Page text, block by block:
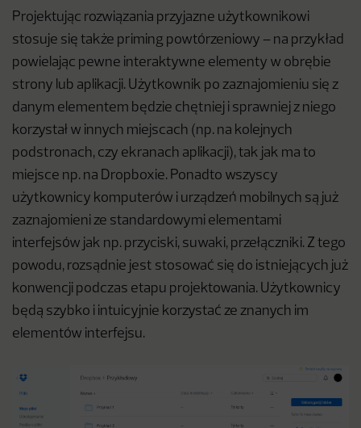
Projektując rozwiązania przyjazne użytkownikowi
stosuje się także priming powtórzeniowy – na przykład
powielając pewne interaktywne elementy w obrębie
strony lub aplikacji. Użytkownik po zaznajomieniu się z
danym elementem będzie chętniej i sprawniej z niego
korzystał w innych miejscach (np. na kolejnych
podstronach, czy ekranach aplikacji), tak jak ma to
miejsce np. na Dropboxie. Ponadto wszyscy
użytkownicy komputerów i urządzeń mobilnych są już
zaznajomieni ze standardowymi elementami
interfejsów jak np. przyciski, suwaki, przełączniki. Z tego
powodu, rozsądnie jest stosować się do istniejących już
konwencji podczas etapu projektowania. Użytkownicy
będą szybko i intuicyjnie korzystać ze znanych im
elementów interfejsu.